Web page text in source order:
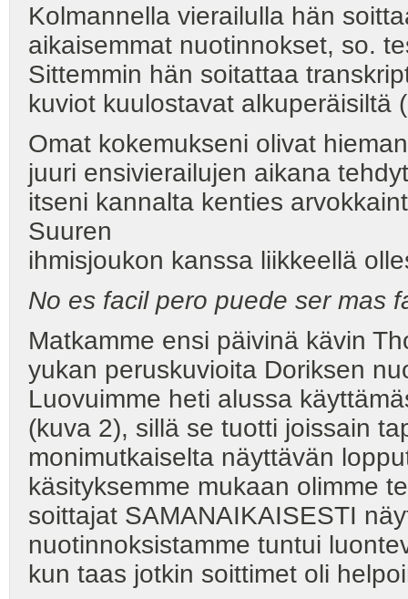
Kolmannella vierailulla hän
aikaisemmat nuotinnokset, so.
Sittemmin hän soitattaa
kuviot kuulostavat alkuperäisiltä
Omat kokemukseni olivat
juuri ensivierailujen aikana
itseni kannalta kenties
Suuren
ihmisjoukon kanssa liikkeellä
No es facil pero puede ser mas
Matkamme ensi päivinä kävin
yukan peruskuvioita Doriksen
Luovuimme heti alussa
(kuva 2), sillä se tuotti joissain
monimutkaiselta näyttävän
käsityksemme mukaan olimme
soittajat SAMANAIKAISESTI
nuotinnoksistamme tuntui
kun taas jotkin soittimet oli